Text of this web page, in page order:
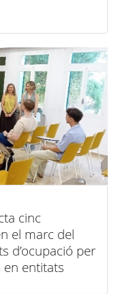
cinc
el marc del
d’ocupació per
en entitats